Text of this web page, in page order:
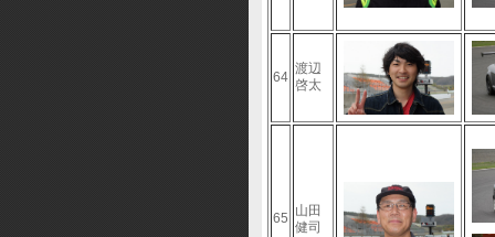
64
渡辺
啓太
65 山田
健司